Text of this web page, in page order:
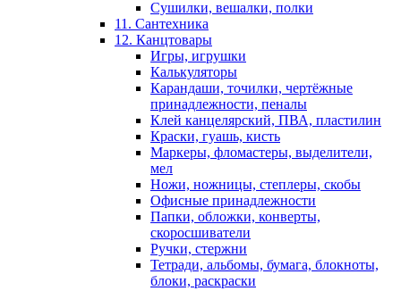
Сушилки, вешалки, полки
11. Сантехника
12. Канцтовары
Игры, игрушки
Калькуляторы
Карандаши, точилки, чертёжные
принадлежности, пеналы
Клей канцелярский, ПВА, пластилин
Краски, гуашь, кисть
Маркеры, фломастеры, выделители,
мел
Ножи, ножницы, степлеры, скобы
Офисные принадлежности
Папки, обложки, конверты,
скоросшиватели
Ручки, стержни
Тетради, альбомы, бумага, блокноты,
блоки, раскраски